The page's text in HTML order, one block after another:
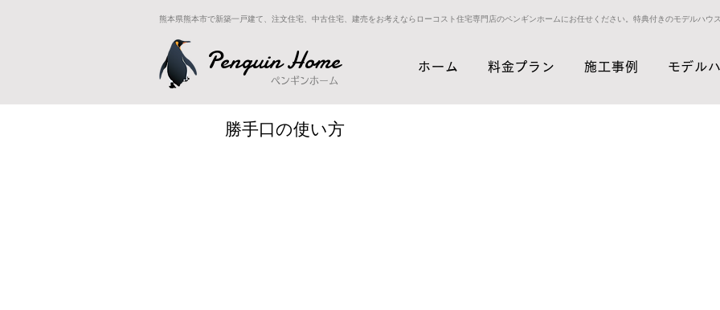
熊本県熊本市で新築一戸建て、注文住宅、中古住宅、建売をお考えならローコスト住宅専門店のペンギンホームにお任せください。特典付きのモデルハウ
Penguin Home
ペンギンホーム
ホーム 料金プラン 施工事例 モデル
勝手口の使い方